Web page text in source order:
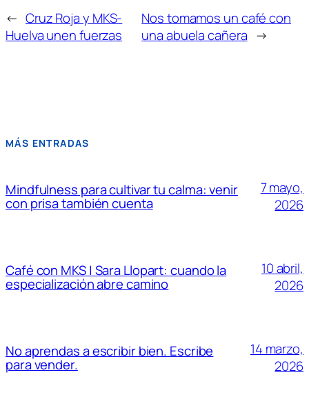
← Cruz Roja y MKS-
Huelva unen fuerzas
Nos tomamos un café con
una abuela cañera →
MÁS ENTRADAS
Mindfulness para cultivar tu calma: venir
con prisa también cuenta
7 mayo,
2026
Café con MKS | Sara Llopart: cuando la
especialización abre camino
10 abril,
2026
No aprendas a escribir bien. Escribe
para vender.
14 marzo,
2026